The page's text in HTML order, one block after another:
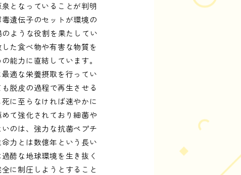
となっていることが判明
遺伝子のセットが環境の
ような役割を果たしてい
た食べ物や有害な物質を
能力に直結しています。
適な栄養摂取を行ってい
脱皮の過程で再生させる
に至らなければ速やかに
て強化されており細菌や
のは、強力な抗菌ペプチ
力とは数億年という長い
酷な地球環境を生き抜く
に制圧しようとすること